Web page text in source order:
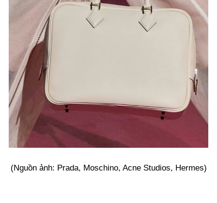
(Nguồn ảnh: Prada, Moschino, Acne Studios, Hermes)